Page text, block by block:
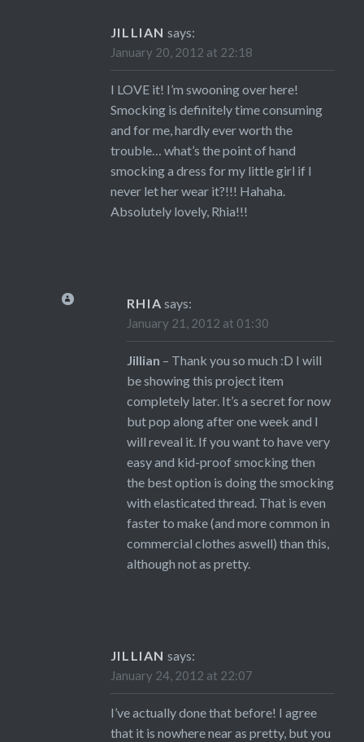
JILLIAN says:
January 20, 2012 at 22:18
I LOVE it! I’m swooning over here!
Smocking is definitely time consuming
and for me, hardly ever worth the
trouble… what’s the point of hand
smocking a dress for my little girl if I
never let her wear it?!!! Hahaha.
Absolutely lovely, Rhia!!!
RHIA says:
January 21, 2012 at 01:30
Jillian – Thank you so much :D I will
be showing this project item
completely later. It’s a secret for now
but pop along after one week and I
will reveal it. If you want to have very
easy and kid-proof smocking then
the best option is doing the smocking
with elasticated thread. That is even
faster to make (and more common in
commercial clothes aswell) than this,
although not as pretty.
JILLIAN says:
January 24, 2012 at 22:07
I’ve actually done that before! I agree
that it is nowhere near as pretty, but you